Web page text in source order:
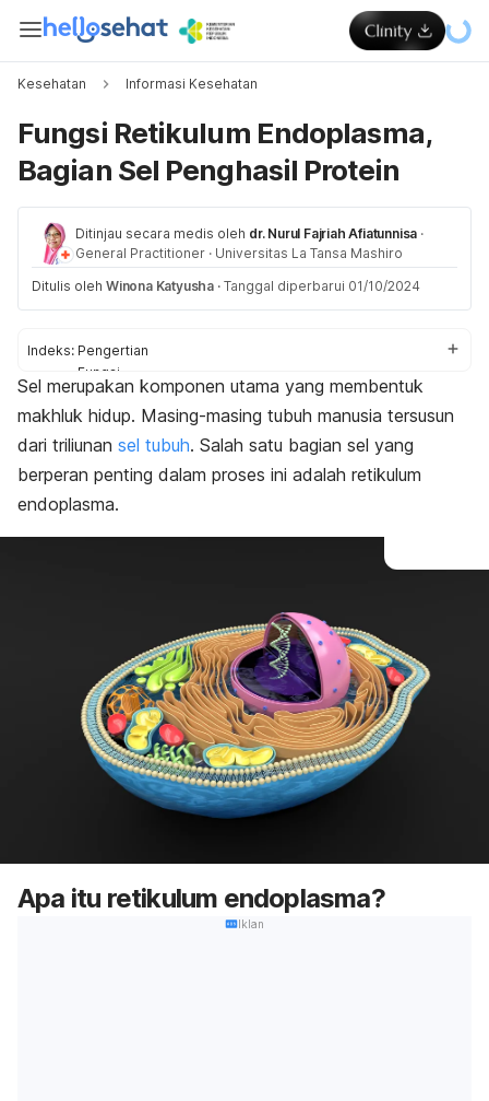
Kesehatan Informasi Kesehatan
Fungsi Retikulum Endoplasma,
Bagian Sel Penghasil Protein
Ditinjau secara medis oleh dr. Nurul Fajriah Afiatunnisa ·
General Practitioner · Universitas La Tansa Mashiro
Ditulis oleh Winona Katyusha · Tanggal diperbarui 01/10/2024
Indeks: Pengertian
Fungsi
Jenis
Sel merupakan komponen utama yang membentuk
makhluk hidup. Masing-masing tubuh manusia tersusun
dari triliunan sel tubuh. Salah satu bagian sel yang
berperan penting dalam proses ini adalah retikulum
endoplasma.
Apa itu retikulum endoplasma?
Iklan